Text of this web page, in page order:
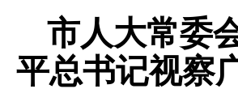
市人大常委
平总书记视察